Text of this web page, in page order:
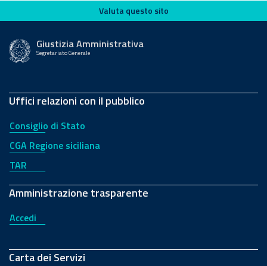
Valuta questo sito
Valuta questo sito
Giustizia Amministrativa
Segretariato Generale
Uffici relazioni con il pubblico
Consiglio di Stato
CGA Regione siciliana
TAR
Amministrazione trasparente
Accedi
Carta dei Servizi